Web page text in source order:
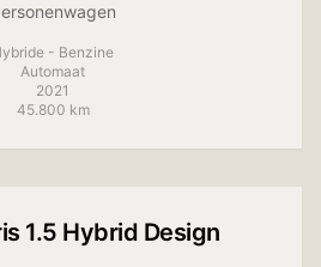
- Benzine
Automaat
2021
45.800 km
1.5 Hybrid Design